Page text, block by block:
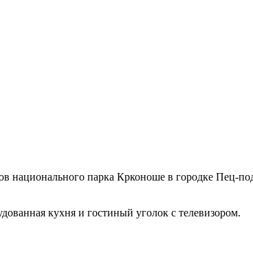
парка Крконоше в городке Пец-
кухня и гостиный уголок с телевизором.